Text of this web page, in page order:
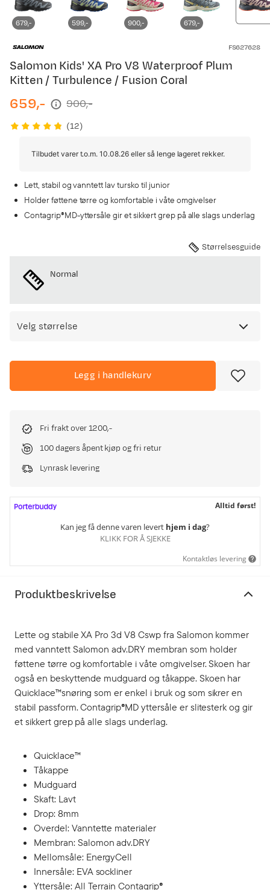
679,- 599,- 900,- 679,-
FS627628
Salomon Kids' XA Pro V8 Waterproof Plum
Kitten / Turbulence / Fusion Coral
discounted
price
659,-
original
price
900,-
(12)
Tilbudet varer t.o.m. 10.08.26 eller så lenge lageret rekker.
Lett, stabil og vanntett lav tursko til junior
Holder føttene tørre og komfortable i våte omgivelser
Contagrip®MD-yttersåle gir et sikkert grep på alle slags underlag
Størrelsesguide
Normal
Velg størrelse
Legg i handlekurv
Fri frakt over 1200,-
100 dagers åpent kjøp og fri retur
Lynrask levering
Alltid først!
Kan jeg få denne varen levert hjem i dag?
KLIKK FOR Å SJEKKE
Kontaktløs levering
Produktbeskrivelse
Lette og stabile XA Pro 3d V8 Cswp fra Salomon kommer
med vanntett Salomon adv.DRY membran som holder
føttene tørre og komfortable i våte omgivelser. Skoen har
også en beskyttende mudguard og tåkappe. Skoen har
Quicklace™snøring som er enkel i bruk og som sikrer en
stabil passform. Contagrip®MD yttersåle er slitesterk og gir
et sikkert grep på alle slags underlag.
Quicklace™
Tåkappe
Mudguard
Skaft: Lavt
Drop: 8mm
Overdel: Vanntette materialer
Membran: Salomon adv.DRY
Mellomsåle: EnergyCell
Innersåle: EVA sockliner
Yttersåle: All Terrain Contagrip®